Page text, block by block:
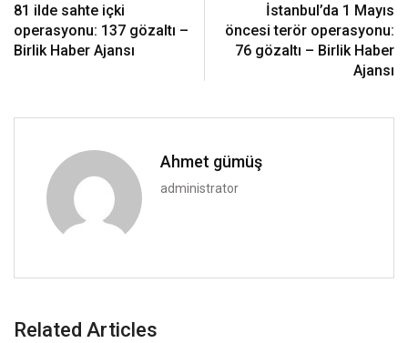
81 ilde sahte içki
operasyonu: 137 gözaltı –
Birlik Haber Ajansı
İstanbul’da 1 Mayıs
öncesi terör operasyonu:
76 gözaltı – Birlik Haber
Ajansı
Ahmet gümüş
administrator
Related Articles